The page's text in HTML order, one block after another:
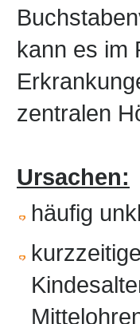
kann es im
zentralen
Ursachen:
häufig